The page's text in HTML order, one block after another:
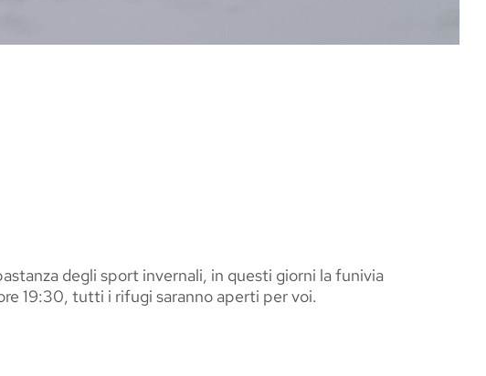
degli sport invernali, in questi giorni la funivia
19:30, tutti i rifugi saranno aperti per voi.